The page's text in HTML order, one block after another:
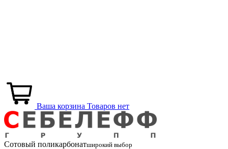
Ваша корзина Товаров нет
Сотовый поликарбонатширокий выбор